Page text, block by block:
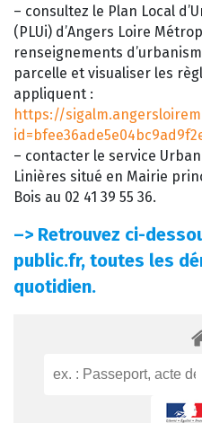
– consultez le Plan Local
(PLUi) d’Angers Loire
renseignements
parcelle et visualiser les
appliquent :
https://
– contacter le service
Linières situé en Mairie
Bois au 02 41 39 55 36.
–> Retrouvez ci-
public.fr, toutes les
quotidien.